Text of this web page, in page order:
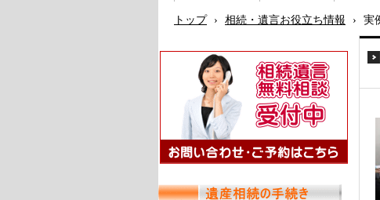
トップ › 相続・遺言お役立ち情報 › 実